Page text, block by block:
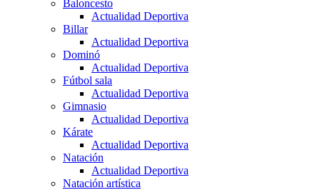
Baloncesto
Actualidad Deportiva
Billar
Actualidad Deportiva
Dominó
Actualidad Deportiva
Fútbol sala
Actualidad Deportiva
Gimnasio
Actualidad Deportiva
Kárate
Actualidad Deportiva
Natación
Actualidad Deportiva
Natación artística